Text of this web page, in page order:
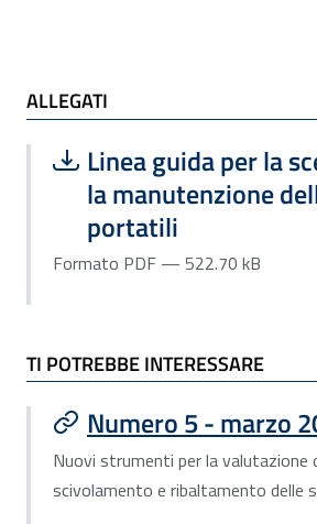
ALLEGATI e TI POTREBBE
ALLEGATI
Scarica file:
Linea guida per la
la manutenzione
portatili
Formato PDF —
Formato PDF — 522.70 kB
TI POTREBBE INTERESSARE
Numero 5 - marzo
Nuovi strumenti per la valutazione
scivolamento e ribaltamento delle